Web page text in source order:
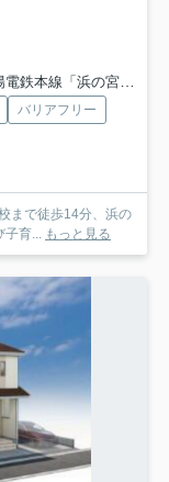
鉄本線「浜の宮」駅 徒歩18分
バリアフリー
まで徒歩14分、浜の
子育... もっと見る